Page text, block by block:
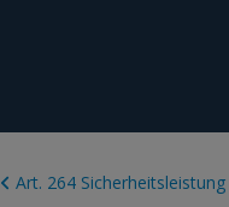
Art. 264